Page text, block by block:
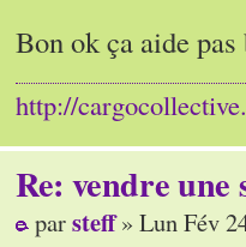
Bon ok ça aide pas
http://
Re: vendre une
parsteff» Lun Fév